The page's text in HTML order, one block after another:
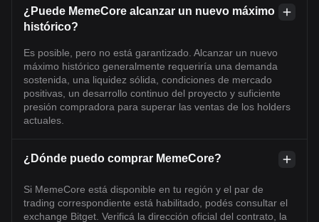
¿Puede MemeCore alcanzar un nuevo máximo
histórico?
Es posible, pero no está garantizado. Alcanzar un nuevo
máximo histórico generalmente requeriría una demanda
sostenida, una liquidez sólida, condiciones de mercado
positivas, un desarrollo continuo del proyecto y suficiente
presión compradora para superar las ventas de los holders
actuales.
¿Dónde puedo comprar MemeCore?
Si MemeCore está disponible en tu región y el par de
trading correspondiente está habilitado, podés consultar el
exchange Bitget. Verificá la dirección oficial del contrato, la